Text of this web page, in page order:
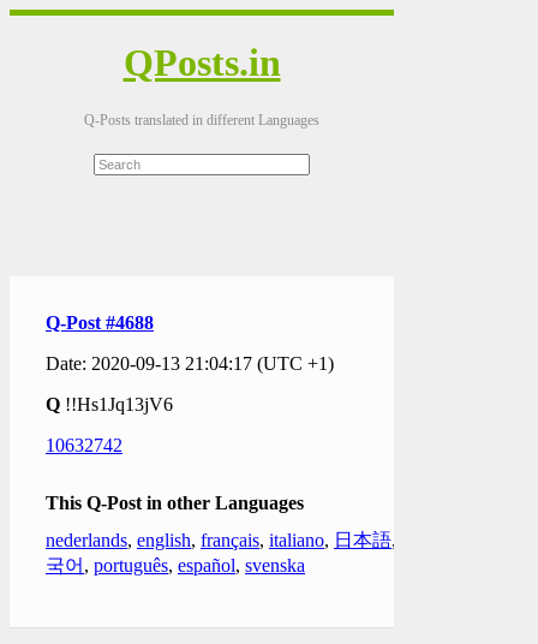
QPosts.in
Q-Posts translated in different Languages
Q-Post #4688
Date: 2020-09-13 21:04:17 (UTC +1)
Q !!Hs1Jq13jV6
10632742
This Q-Post in other Languages
nederlands, english, français, italiano, 日本語,
국어 , português, español, svenska